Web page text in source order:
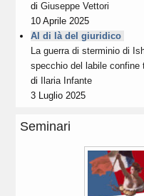
diGiuseppe Vettori
10 Aprile 2025
Al di là del giuridico
La guerra di sterminio di
specchio del labile confine
di
Ilaria Infante
3 Luglio 2025
Seminari